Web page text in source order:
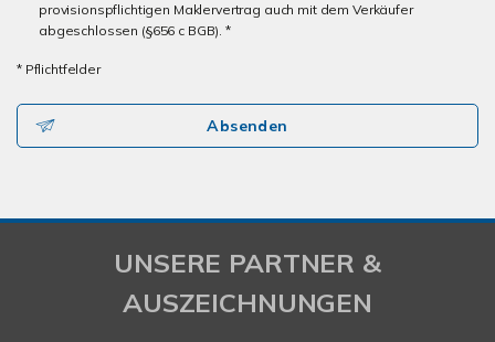
provisionspflichtigen Maklervertrag auch mit dem Verkäufer
abgeschlossen (§656 c BGB). *
* Pflichtfelder
Absenden
UNSERE PARTNER &
AUSZEICHNUNGEN